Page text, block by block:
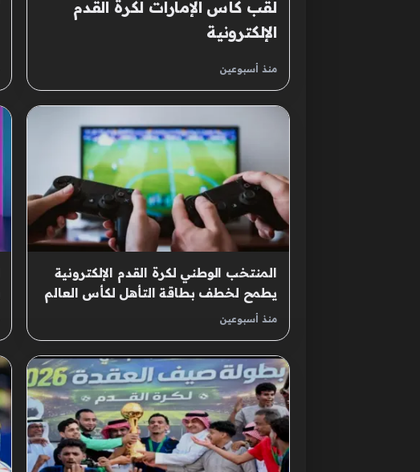
لقب كأس الإمارات لكرة القدم
الإلكترونية
منذ أسبوعين
المنتخب الوطني لكرة القدم الإلكترونية
يطمح لخطف بطاقة التأهل لكأس العالم
FIFAe
منذ أسبوعين